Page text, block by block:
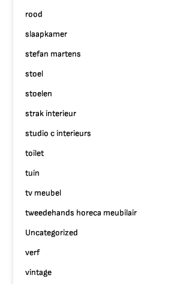
rood
slaapkamer
stefan martens
stoel
stoelen
strak interieur
studio c interieurs
toilet
tuin
tv meubel
tweedehands horeca meubilair
Uncategorized
verf
vintage